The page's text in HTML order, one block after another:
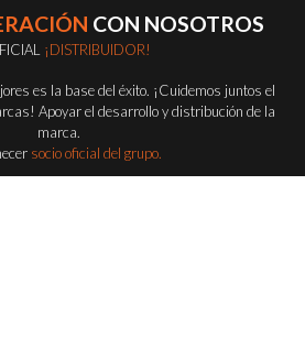
CON NOSOTROS
¡DISTRIBUIDOR!
es la base del éxito. ¡Cuidemos juntos el
Apoyar el desarrollo y distribución de la
marca.
socio oficial del grupo.